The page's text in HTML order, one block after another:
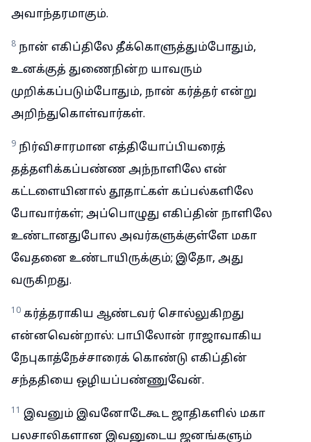
அவாந்தரமாகும்.
8 நான் எகிப்திலே தீக்கொளுத்தும்போதும்,
உனக்குத் துணைநின்ற யாவரும்
முறிக்கப்படும்போதும், நான் கர்த்தர் என்று
அறிந்துகொள்வார்கள்.
9 நிர்விசாரமான எத்தியோப்பியரைத்
தத்தளிக்கப்பண்ண அந்நாளிலே என்
கட்டளையினால் தூதாட்கள் கப்பல்களிலே
போவார்கள்; அப்பொழுது எகிப்தின் நாளிலே
உண்டானதுபோல அவர்களுக்குள்ளே மகா
வேதனை உண்டாயிருக்கும்; இதோ, அது
வருகிறது.
10 கர்த்தராகிய ஆண்டவர் சொல்லுகிறது
என்னவென்றால்: பாபிலோன் ராஜாவாகிய
நேபுகாத்நேச்சாரைக் கொண்டு எகிப்தின்
சந்ததியை ஒழியப்பண்ணுவேன்.
11 இவனும் இவனோடேகூட ஜாதிகளில் மகா
பலசாலிகளான இவனுடைய ஜனங்களும்